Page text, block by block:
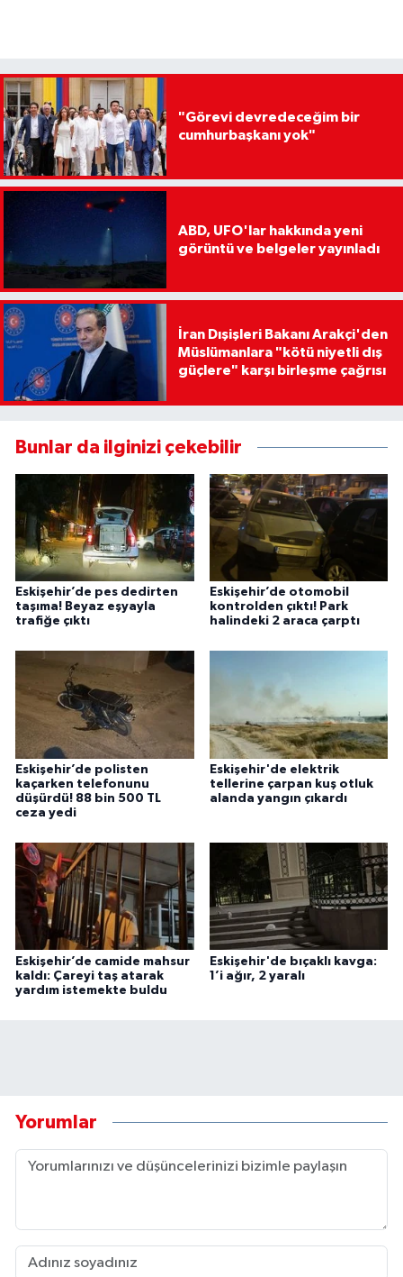
"Görevi devredeceğim bir
cumhurbaşkanı yok"
ABD, UFO'lar hakkında yeni
görüntü ve belgeler yayınladı
İran Dışişleri Bakanı Arakçi'den
Müslümanlara "kötü niyetli dış
güçlere" karşı birleşme çağrısı
Bunlar da ilginizi çekebilir
Eskişehir’de pes dedirten
taşıma! Beyaz eşyayla
trafiğe çıktı
Eskişehir’de otomobil
kontrolden çıktı! Park
halindeki 2 araca çarptı
Eskişehir’de polisten
kaçarken telefonunu
düşürdü! 88 bin 500 TL
ceza yedi
Eskişehir'de elektrik
tellerine çarpan kuş otluk
alanda yangın çıkardı
Eskişehir’de camide mahsur
kaldı: Çareyi taş atarak
yardım istemekte buldu
Eskişehir'de bıçaklı kavga:
1’i ağır, 2 yaralı
Yorumlar